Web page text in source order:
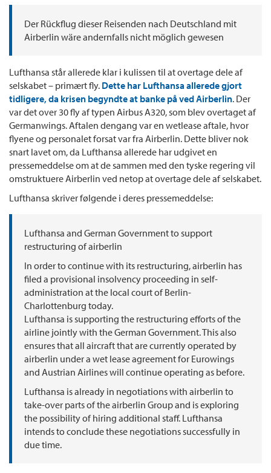
Der Rückflug dieser Reisenden nach Deutschland mit
Airberlin wäre andernfalls nicht möglich gewesen
Lufthansa står allerede klar i kulissen til at overtage dele af
selskabet – primært fly. Dette har Lufthansa allerede gjort
tidligere, da krisen begyndte at banke på ved Airberlin. Der
var det over 30 fly af typen Airbus A320, som blev overtaget af
Germanwings. Aftalen dengang var en wetlease aftale, hvor
flyene og personalet forsat var fra Airberlin. Dette bliver nok
snart lavet om, da Lufthansa allerede har udgivet en
pressemeddelse om at de sammen med den tyske regering vil
omstruktuere Airberlin ved netop at overtage dele af selskabet.
Lufthansa skriver følgende i deres pressemeddelse:
Lufthansa and German Government to support
restructuring of airberlin
In order to continue with its restructuring, airberlin has
filed a provisional insolvency proceeding in self-
administration at the local court of Berlin-
Charlottenburg today.
Lufthansa is supporting the restructuring efforts of the
airline jointly with the German Government. This also
ensures that all aircraft that are currently operated by
airberlin under a wet lease agreement for Eurowings
and Austrian Airlines will continue operating as before.
Lufthansa is already in negotiations with airberlin to
take-over parts of the airberlin Group and is exploring
the possibility of hiring additional staff. Lufthansa
intends to conclude these negotiations successfully in
due time.